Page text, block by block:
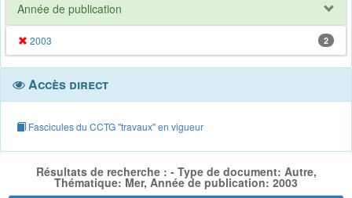
Année de publication
2003 2
Accès direct
Fascicules du CCTG "travaux" en vigueur
Résultats de recherche : - Type de document: Autre,
Thématique: Mer, Année de publication: 2003